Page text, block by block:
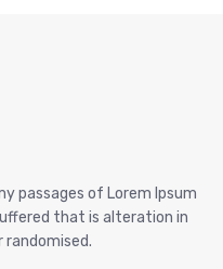
passages of Lorem Ipsum
that is alteration in